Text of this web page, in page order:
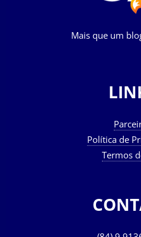
Mais que um
Política de
Termos